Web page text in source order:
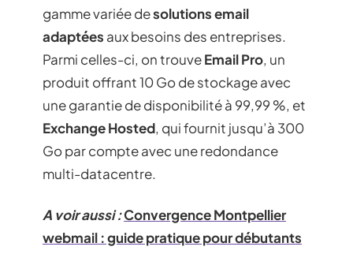
gamme variée desolutions email
adaptées aux besoins des entreprises.
Parmi celles-ci, on trouveEmail Pro, un
produit offrant 10 Go de stockage avec
une garantie de disponibilité à 99,99 %, et
Exchange Hosted, qui fournit jusqu’à 300
Go par compte avec une redondance
multi-datacentre.
A voir aussi :Convergence Montpellier
webmail : guide pratique pour débutants